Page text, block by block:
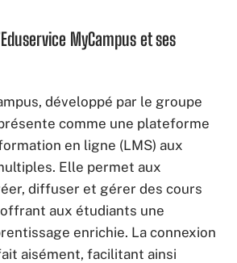
MyCampus et ses
développé par le groupe
comme une plateforme
en ligne (LMS) aux
Elle permet aux
diffuser et gérer des cours
aux étudiants une
enrichie. La connexion
aisément, facilitant ainsi